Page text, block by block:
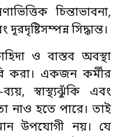
চিন্তাভাবনা,
সিদ্ধান্ত।
ও বাস্তব অবস্থা
করা। একজন কর্মীর
স্বাস্থ্যঝুঁকি এবং
নাও হতে পারে। তাই
উপযোগী নয়। যে